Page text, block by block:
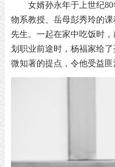
女婿孙永年于上世纪
物系教授、岳母彭秀玲的
先生。一起在家中吃饭时
划职业前途时，杨福家给
微知著的提点，令他受益匪